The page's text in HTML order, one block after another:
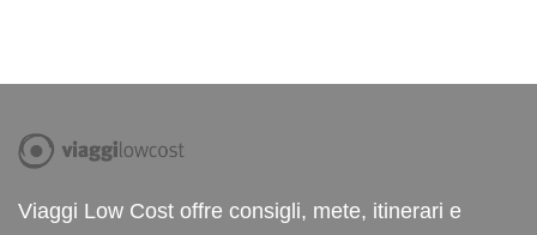
Viaggi Low Cost offre consigli, mete, itinerari e